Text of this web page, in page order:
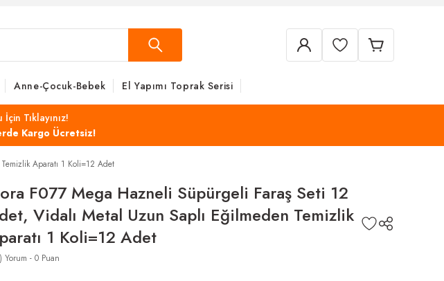
Anne-Çocuk-Bebek El Yapımı Toprak Serisi
Tıklayınız!
Kargo Ücretsiz!
Aparatı 1 Koli=12 Adet
F077 Mega Hazneli Süpürgeli Faraş Seti 12
Vidalı Metal Uzun Saplı Eğilmeden Temizlik
1 Koli=12 Adet
Yorum - 0 Puan